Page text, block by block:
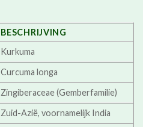
BESCHRIJVING
Kurkuma
Curcuma longa
Zingiberaceae (Gemberfamilie)
Zuid-Azië, voornamelijk India